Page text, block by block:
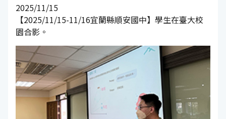
2025/11/15
【2025/11/15-11/16宜蘭縣順安國中】學生在臺大校
園合影。